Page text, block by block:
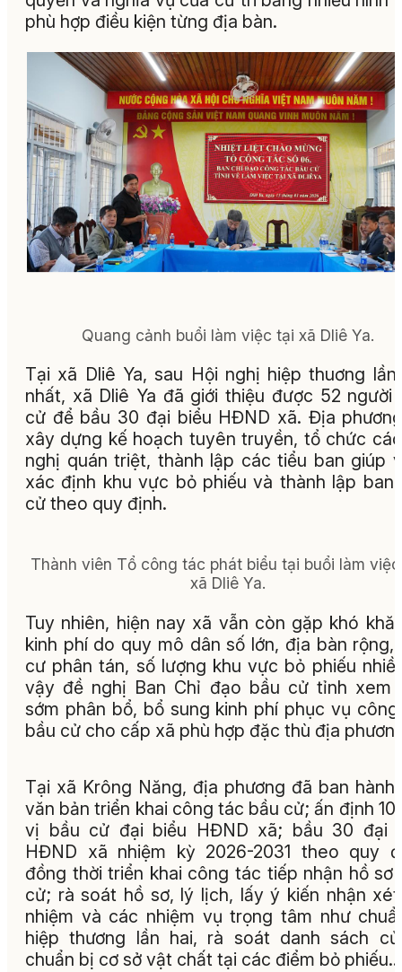
phù hợp điều kiện từng địa bàn.
Quang cảnh buổi làm việc tại xã Dliê Ya.
Tại xã Dliê Ya, sau Hội nghị hiệp thuơng
nhất, xã Dliê Ya đã giới thiệu được 52 người
cử để bầu 30 đại biểu HĐND xã. Địa
xây dựng kế hoạch tuyên truyền, tổ chức
nghị quán triệt, thành lập các tiểu ban giúp
xác định khu vực bỏ phiếu và thành lập ban
cử theo quy định.
Thành viên Tổ công tác phát biểu tại buổi làm
xã Dliê Ya.
Tuy nhiên, hiện nay xã vẫn còn gặp khó
kinh phí do quy mô dân số lớn, địa bàn rộng,
cư phân tán, số lượng khu vực bỏ phiếu
vậy đề nghị Ban Chỉ đạo bầu cử tỉnh xem
sớm phân bổ, bổ sung kinh phí phục vụ
bầu cử cho cấp xã phù hợp đặc thù địa
Tại xã Krông Năng, địa phương đã ban hành
văn bản triển khai công tác bầu cử; ấn định 10
vị bầu cử đại biểu HĐND xã; bầu 30 đại
HĐND xã nhiệm kỳ 2026-2031 theo quy
đồng thời triển khai công tác tiếp nhận hồ sơ
cử; rà soát hồ sơ, lý lịch, lấy ý kiến nhận
nhiệm và các nhiệm vụ trọng tâm như
hiệp thương lần hai, rà soát danh sách
chuẩn bị cơ sở vật chất tại các điểm bỏ phiếu…